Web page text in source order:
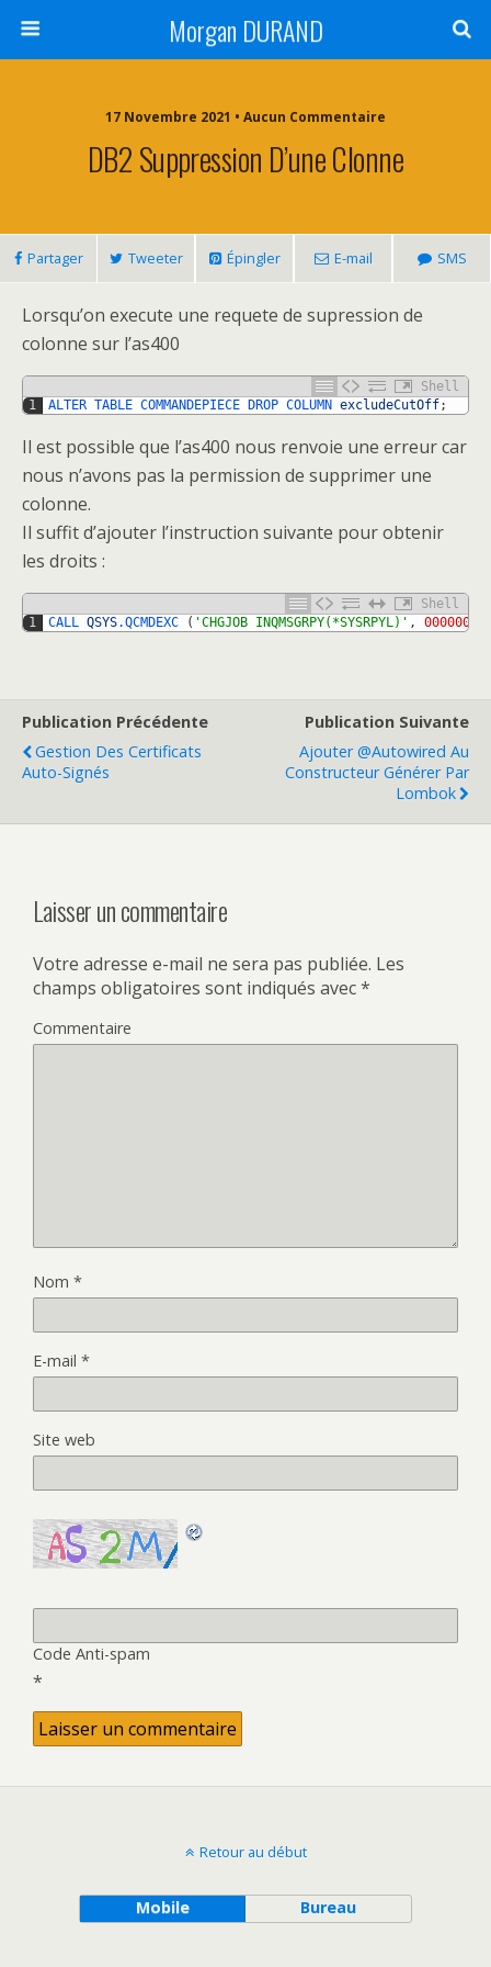
Morgan DURAND
17 Novembre 2021 • Aucun Commentaire
DB2 Suppression D’une Clonne
Partager Tweeter Épingler E-mail SMS
Lorsqu’on execute une requete de supression de
colonne sur l’as400
Shell
1
ALTER TABLE COMMANDEPIECE DROP COLUMN excludeCutOff;
Il est possible que l’as400 nous renvoie une erreur car
nous n’avons pas la permission de supprimer une
colonne.
Il suffit d’ajouter l’instruction suivante pour obtenir
les droits :
Shell
1
CALL QSYS.QCMDEXC ( 'CHGJOB INQMSGRPY(*SYSRPYL)' ,
Publication Précédente
Gestion Des Certificats
Auto-Signés
Publication Suivante
Ajouter @Autowired Au
Constructeur Générer Par
Lombok
Laisser un commentaire
Votre adresse e-mail ne sera pas publiée. Les
champs obligatoires sont indiqués avec*
Commentaire
Nom *
E-mail *
Site web
Code Anti-spam
*
Retour au début
Mobile Bureau